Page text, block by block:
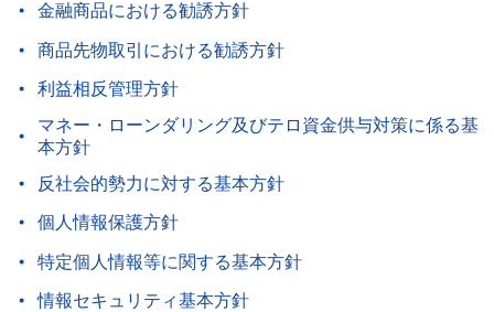
金融商品における勧誘方針
商品先物取引における勧誘方針
利益相反管理方針
マネー・ローンダリング及びテロ資金供与対策に係る基
本方針
反社会的勢力に対する基本方針
個人情報保護方針
特定個人情報等に関する基本方針
情報セキュリティ基本方針